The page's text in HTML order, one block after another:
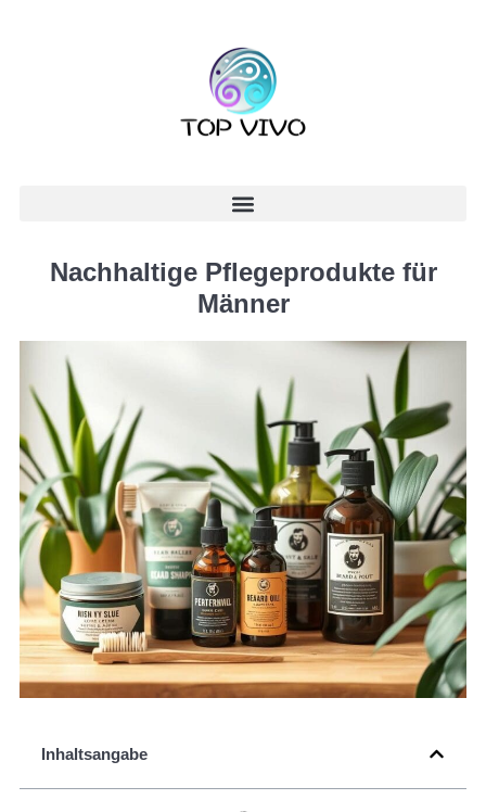
Nachhaltige Pflegeprodukte für
Männer
Inhaltsangabe